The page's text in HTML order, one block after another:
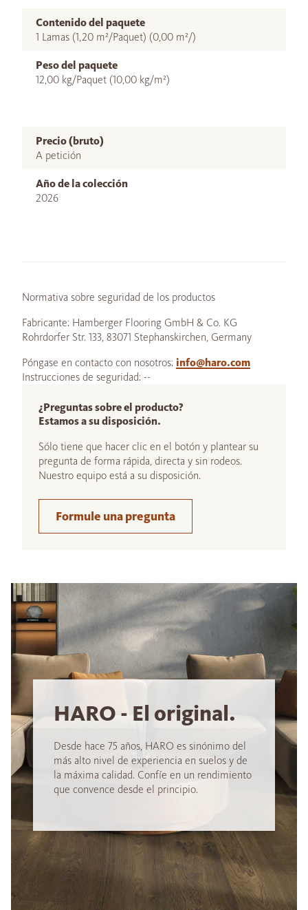
Contenido del paquete
1 Lamas (1,20 m²/Paquet) (0,00 m²/)
Peso del paquete
12,00 kg/Paquet (10,00 kg/m²)
Precio (bruto)
A petición
Año de la colección
2026
Normativa sobre seguridad de los productos
Fabricante: Hamberger Flooring GmbH & Co. KG
Rohrdorfer Str. 133, 83071 Stephanskirchen, Germany
Póngase en contacto con nosotros: info@haro.com
Instrucciones de seguridad: --
¿Preguntas sobre el producto?
Estamos a su disposición.
Sólo tiene que hacer clic en el botón y plantear su
pregunta de forma rápida, directa y sin rodeos.
Nuestro equipo está a su disposición.
Formule una pregunta
HARO - El original.
Desde hace 75 años, HARO es sinónimo del
más alto nivel de experiencia en suelos y de
la máxima calidad. Confíe en un rendimiento
que convence desde el principio.